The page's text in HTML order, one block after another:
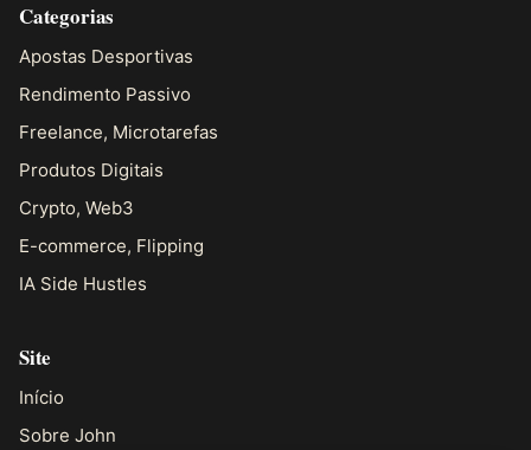
Categorias
Apostas Desportivas
Rendimento Passivo
Freelance, Microtarefas
Produtos Digitais
Crypto, Web3
E-commerce, Flipping
IA Side Hustles
Site
Início
Sobre John